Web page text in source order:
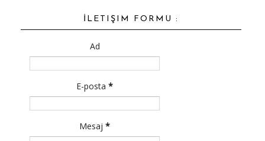
İLETIŞIM FORMU :
Ad
E-posta *
Mesaj *